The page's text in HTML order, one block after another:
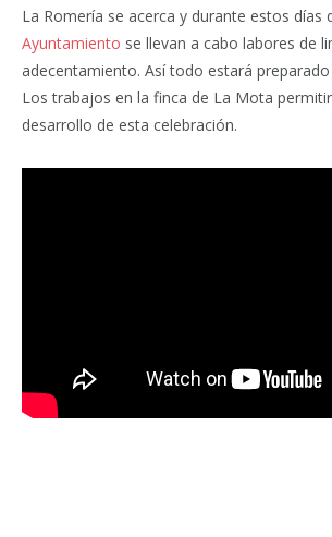
La Romería se acerca y durante estos días
Ayuntamiento se llevan a cabo labores de
adecentamiento. Así todo estará
Los trabajos en la finca de La Mota
desarrollo de esta celebración.